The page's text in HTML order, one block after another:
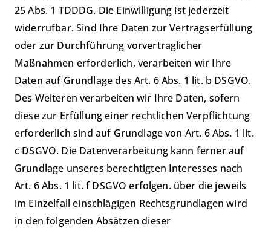
25 Abs. 1 TDDDG. Die Einwilligung ist jederzeit
widerrufbar. Sind Ihre Daten zur Vertragserfüllung
oder zur Durchführung vorvertraglicher
Maßnahmen erforderlich, verarbeiten wir Ihre
Daten auf Grundlage des Art. 6 Abs. 1 lit. b DSGVO.
Des Weiteren verarbeiten wir Ihre Daten, sofern
diese zur Erfüllung einer rechtlichen Verpflichtung
erforderlich sind auf Grundlage von Art. 6 Abs. 1 lit.
c DSGVO. Die Datenverarbeitung kann ferner auf
Grundlage unseres berechtigten Interesses nach
Art. 6 Abs. 1 lit. f DSGVO erfolgen. über die jeweils
im Einzelfall einschlägigen Rechtsgrundlagen wird
in den folgenden Absätzen dieser